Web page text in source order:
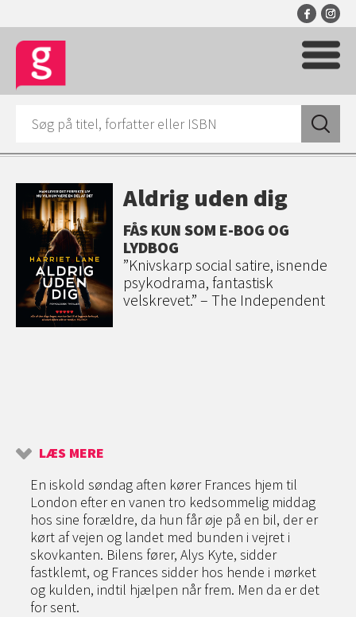
Aldrig uden dig
FÅS KUN SOM E-BOG OG
LYDBOG
”Knivskarp social satire, isnende
psykodrama, fantastisk
velskrevet.” – The Independent
LÆS MERE
En iskold søndag aften kører Frances hjem til
London efter en vanen tro kedsommelig middag
hos sine forældre, da hun får øje på en bil, der er
kørt af vejen og landet med bunden i vejret i
skovkanten. Bilens fører, Alys Kyte, sidder
fastklemt, og Frances sidder hos hende i mørket
og kulden, indtil hjælpen når frem. Men da er det
for sent.